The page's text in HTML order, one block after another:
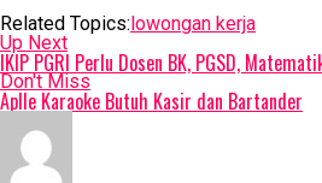
Related Topics:lowongan kerja
Up Next
IKIP PGRI Perlu Dosen BK, PGSD,
Don't Miss
Aplle Karaoke Butuh Kasir dan Bartander